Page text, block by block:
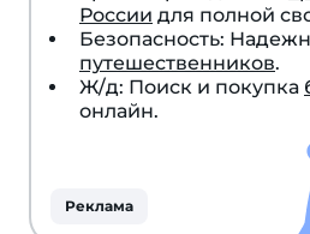
России для полной
Безопасность:
путешественников.
Ж/д: Поиск и покупка
онлайн.
Реклама